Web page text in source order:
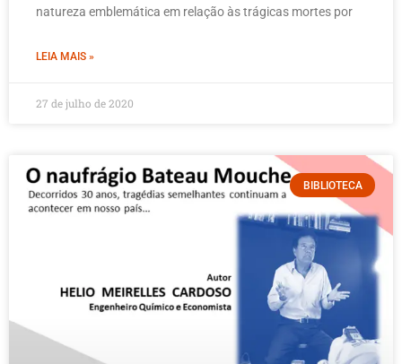
natureza emblemática em relação às trágicas mortes por
LEIA MAIS »
27 de julho de 2020
BIBLIOTECA